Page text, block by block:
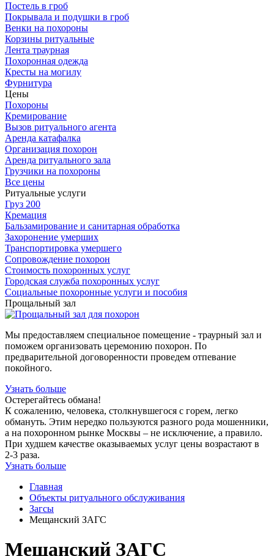
Постель в гроб
Покрывала и подушки в гроб
Венки на похороны
Корзины ритуальные
Лента траурная
Похоронная одежда
Кресты на могилу
Фурнитура
Цены
Похороны
Кремирование
Вызов ритуального агента
Аренда катафалка
Организация похорон
Аренда ритуального зала
Грузчики на похороны
Все цены
Ритуальные услуги
Груз 200
Кремация
Бальзамирование и санитарная обработка
Захоронение умерших
Транспортировка умершего
Сопровождение похорон
Стоимость похоронных услуг
Городская служба похоронных услуг
Социальные похоронные услуги и пособия
Прощальный зал
Мы предоставляем специальное помещение - траурный зал и
поможем организовать церемонию похорон. По
предварительной договоренности проведем отпевание
покойного.
Узнать больше
Остерегайтесь обмана!
К сожалению, человека, столкнувшегося с горем, легко
обмануть. Этим нередко пользуются разного рода мошенники,
а на похоронном рынке Москвы – не исключение, а правило.
При худшем качестве оказываемых услуг цены возрастают в
2-3 раза.
Узнать больше
Главная
Объекты ритуального обслуживания
Загсы
Мещанский ЗАГС
Мещанский ЗАГС